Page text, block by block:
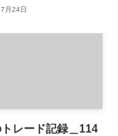
月24日
レード記録＿114